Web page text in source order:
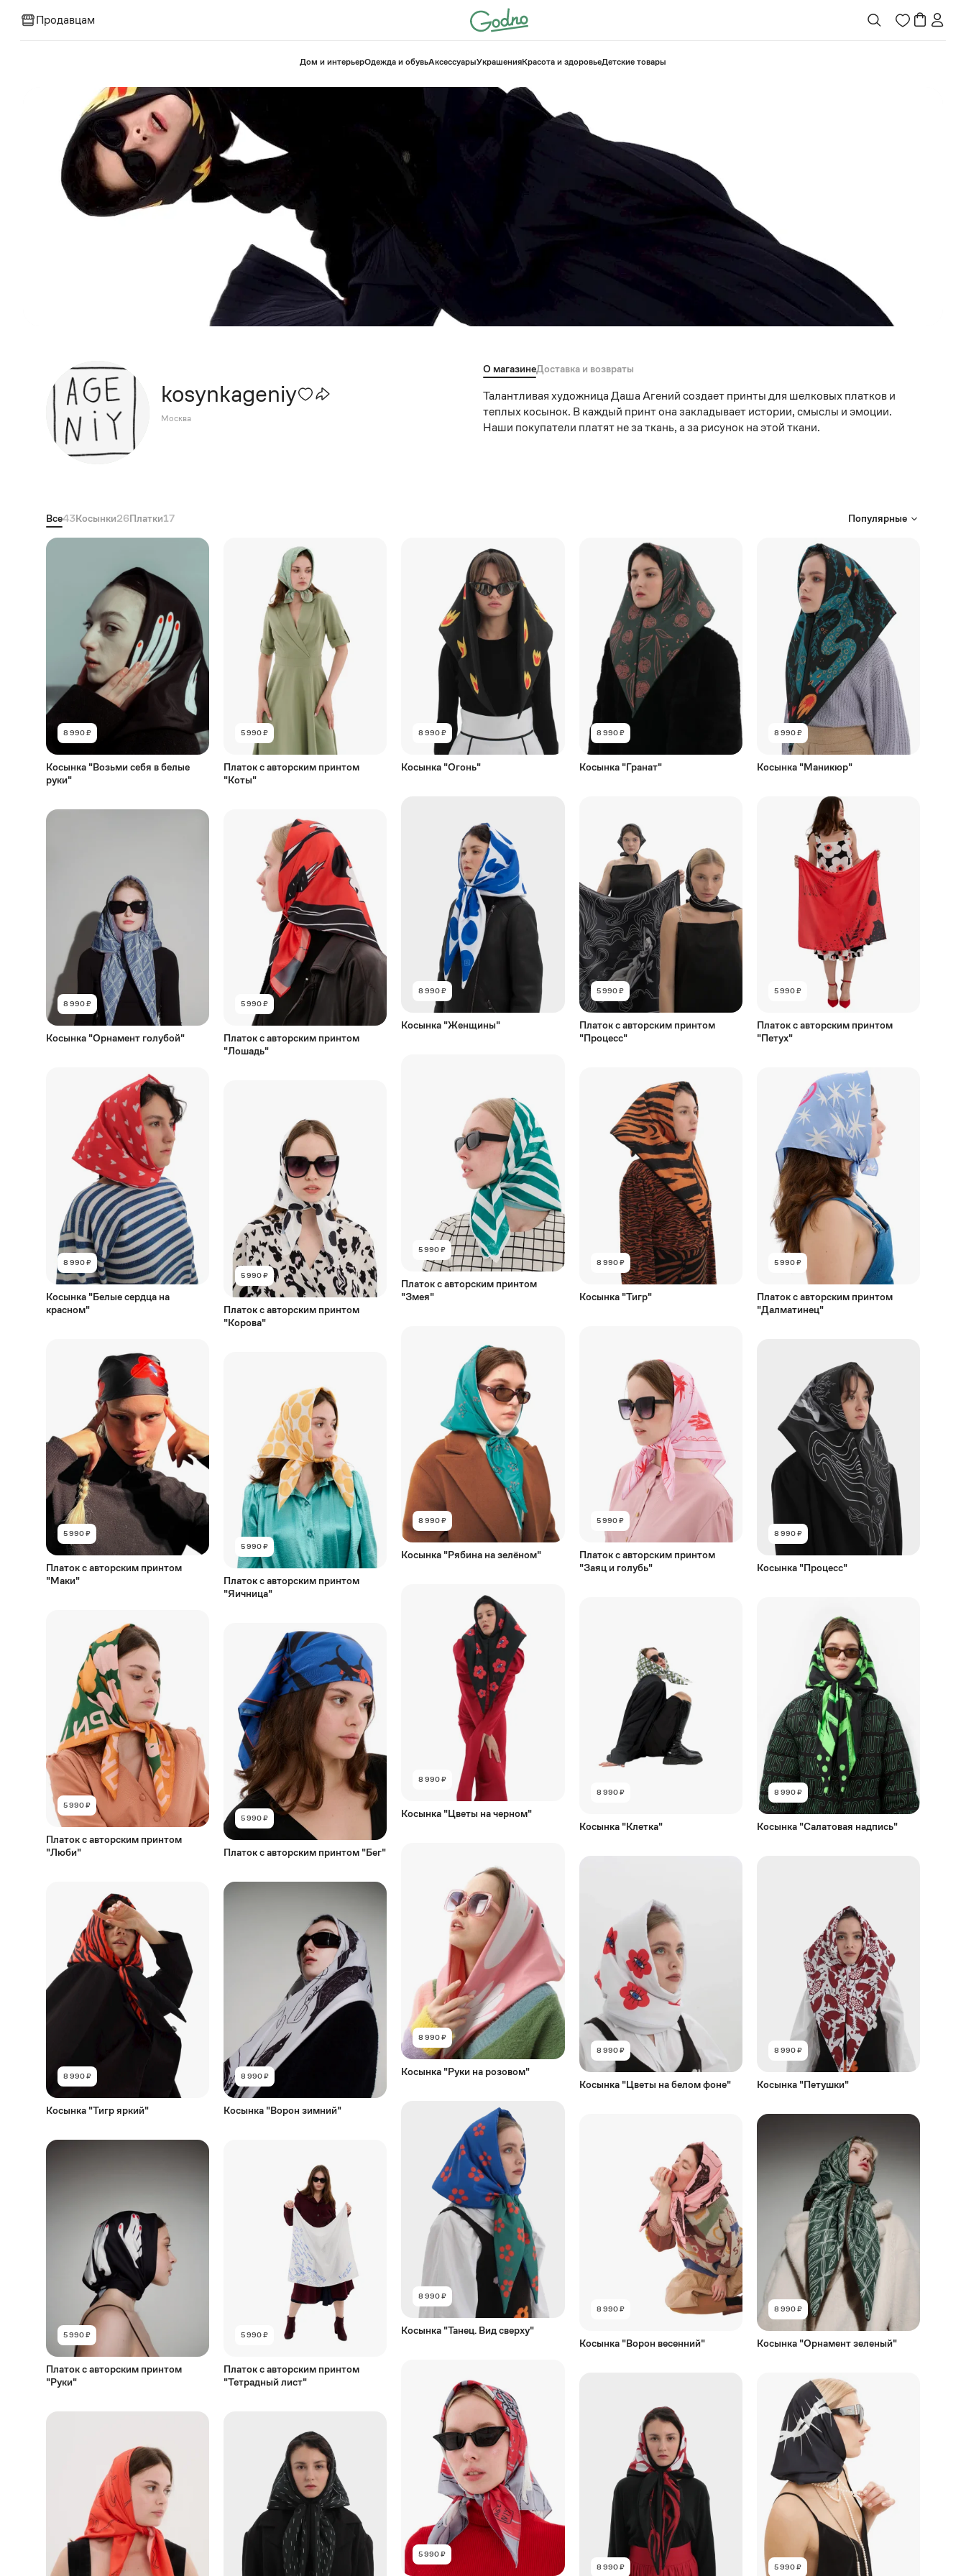
Продавцам
⁠Дом и интерьерОдежда и обувьАксессуарыУкрашенияКрасота и здоровье⁠Детские товары
kosynkageniy
Москва
О магазинеДоставка и возвраты
Талантливая художница Даша Агений создает принты для шелковых платков и
теплых косынок. В каждый принт она закладывает истории, смыслы и эмоции.
Наши покупатели платят не за ткань, а за рисунок на этой ткани.
Все43Косынки26Платки17 Популярные
8 990 ₽
Косынка "Возьми себя в белые
руки"
8 990 ₽
Косынка "Орнамент голубой"
8 990 ₽
Косынка "Белые сердца на
красном"
5 990 ₽
Платок с авторским принтом
"Маки"
5 990 ₽
Платок с авторским принтом
"Люби"
8 990 ₽
Косынка "Тигр яркий"
5 990 ₽
Платок с авторским принтом
"Руки"
5 990 ₽
Платок с авторским принтом
"Коты"
5 990 ₽
Платок с авторским принтом
"Лошадь"
5 990 ₽
Платок с авторским принтом
"Корова"
5 990 ₽
Платок с авторским принтом
"Яичница"
5 990 ₽
Платок с авторским принтом "Бег"
8 990 ₽
Косынка "Ворон зимний"
5 990 ₽
Платок с авторским принтом
"Тетрадный лист"
8 990 ₽
Косынка "Огонь"
8 990 ₽
Косынка "Женщины"
5 990 ₽
Платок с авторским принтом
"Змея"
8 990 ₽
Косынка "Рябина на зелёном"
8 990 ₽
Косынка "Цветы на черном"
8 990 ₽
Косынка "Руки на розовом"
8 990 ₽
Косынка "Танец. Вид сверху"
5 990 ₽
8 990 ₽
Косынка "Гранат"
5 990 ₽
Платок с авторским принтом
"Процесс"
8 990 ₽
Косынка "Тигр"
5 990 ₽
Платок с авторским принтом
"Заяц и голубь"
8 990 ₽
Косынка "Клетка"
8 990 ₽
Косынка "Цветы на белом фоне"
8 990 ₽
Косынка "Ворон весенний"
8 990 ₽
8 990 ₽
Косынка "Маникюр"
5 990 ₽
Платок с авторским принтом
"Петух"
5 990 ₽
Платок с авторским принтом
"Далматинец"
8 990 ₽
Косынка "Процесс"
8 990 ₽
Косынка "Салатовая надпись"
8 990 ₽
Косынка "Петушки"
8 990 ₽
Косынка "Орнамент зеленый"
5 990 ₽